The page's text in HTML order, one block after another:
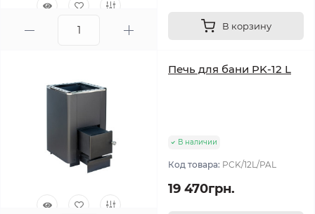
В корзину
Печь для бани PK-12 L
В наличии
Код товара: PCK/12L/PAL
19 470грн.